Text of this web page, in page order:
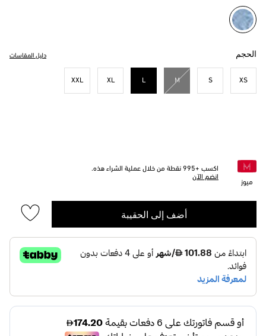
مختار
الحجم دليل المقاسات
XS
S
M
L
XL
XXL
ميوز
اكسب +995 نقطة من خلال عملية الشراء هذه.
انضم الآن
أضف إلى الحقيبة